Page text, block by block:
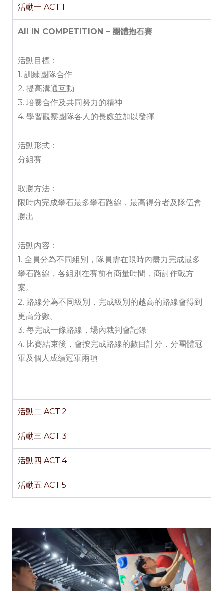
活動一 ACT.1
All IN COMPETITION – 團體抱石賽
活動目標：
1. 訓練團隊合作
2. 提高溝通互動
3. 培養合作及共同努力的精神
4. 學習觀察團隊各人的長處並加以發揮
活動形式：
分組賽
取勝方法：
限時內完成攀石最多攀石路線，最高得分者及隊伍會
勝出
活動內容：
1. 全員分為不同組別，隊員需在限時內盡力完成最多
攀石路線，各組別在賽前有商量時間，商討作戰方
案。
2. 路線分為不同級別，完成級別的越高的路線會得到
更高分數。
3. 每完成一條路線，場內裁判會記錄
4. 比賽結束後，會按完成路線的數目計分，分團體冠
軍及個人成績冠軍兩項
活動二 ACT.2
活動三 ACT.3
活動四 ACT.4
活動五 ACT.5